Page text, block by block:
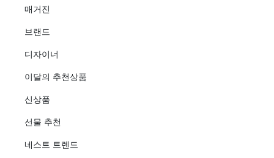
매거진
브랜드
디자이너
이달의 추천상품
신상품
선물 추천
네스트 트렌드